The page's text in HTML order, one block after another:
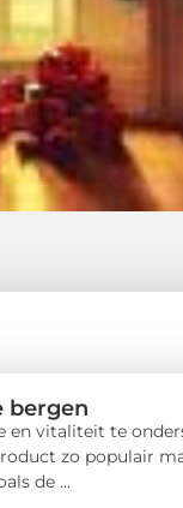
bergen
en vitaliteit te
zo populair
de ...